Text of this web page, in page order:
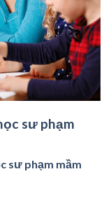
sư phạm
sư phạm mầm